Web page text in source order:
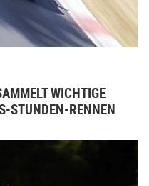
WICHTIGE
STUNDEN-RENNEN